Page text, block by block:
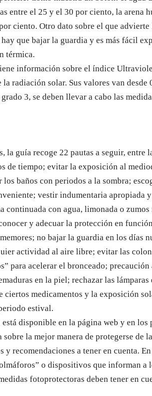
entre el 25 y el 30 por ciento, la arena
ciento. Otro dato sobre el que
que bajar la guardia y es más fácil
térmica.
información sobre el índice
radiación solar. Sus valores van desde
3, se deben llevar a cabo las
la guía recoge 22 pautas a seguir, entre
de tiempo; evitar la exposición al
baños con periodos a la sombra;
vestir indumentaria apropiada
continuada con agua, limonada o
y adecuar la protección en
no bajar la guardia en los días
actividad al aire libre; evitar las
para acelerar el bronceado;
en la piel; rechazar las
ciertos medicamentos y la exposición
estival.
disponible en la página web y en los
la mejor manera de protegerse de
y recomendaciones a tener en cuenta.
o dispositivos que informan a
fotoprotectoras deben tener en